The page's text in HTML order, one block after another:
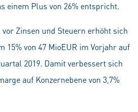
einem Plus von 26% entspricht.
Zinsen und Steuern erhöht sich
15% von 47 MioEUR im Vorjahr auf
2019. Damit verbessert sich
auf Konzernebene von 3,7%